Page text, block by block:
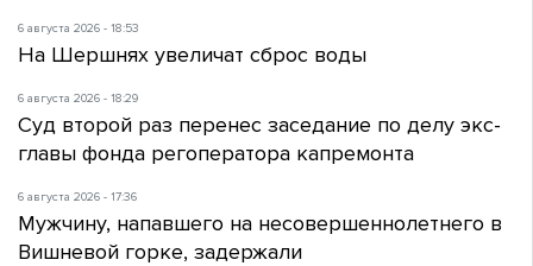
6 августа 2026 - 18:53
На Шершнях увеличат сброс воды
6 августа 2026 - 18:29
Суд второй раз перенес заседание по делу экс-
главы фонда регоператора капремонта
6 августа 2026 - 17:36
Мужчину, напавшего на несовершеннолетнего в
Вишневой горке, задержали